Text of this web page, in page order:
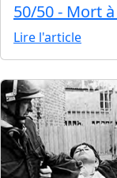
50/50 - Mort
Lire l'article